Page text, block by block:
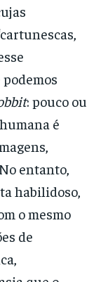
: pouco ou
é
entanto,
habilidoso,
o mesmo
de